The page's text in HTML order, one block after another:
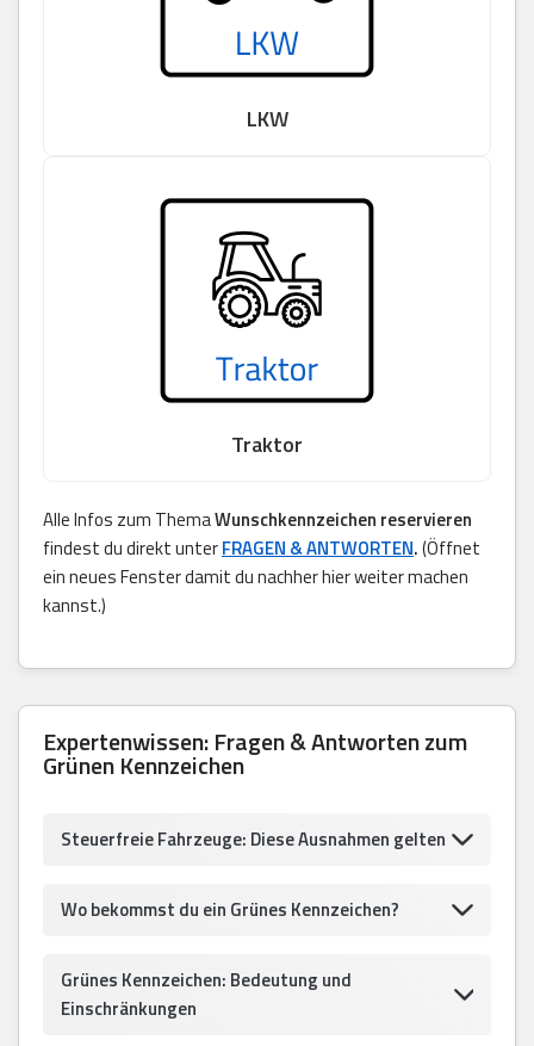
LKW
Traktor
Alle Infos zum ThemaWunschkennzeichen reservieren
findest du direkt unterFRAGEN & ANTWORTEN.(Öffnet
ein neues Fenster damit du nachher hier weiter machen
kannst.)
Expertenwissen: Fragen & Antworten zum
Grünen Kennzeichen
Steuerfreie Fahrzeuge: Diese Ausnahmen gelten
Wo bekommst du ein Grünes Kennzeichen?
Grünes Kennzeichen: Bedeutung und
Einschränkungen